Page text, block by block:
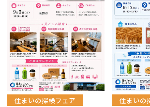
住まいの探検フェア 住まいの